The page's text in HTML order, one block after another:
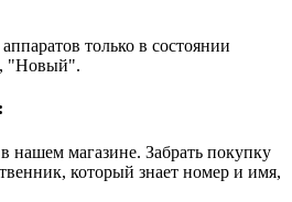
только в состоянии
"Новый".
нашем магазине. Забрать покупку
который знает номер и имя,